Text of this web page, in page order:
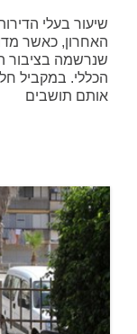
שיעור בעלי
האחרון, כאשר
שנרשמה בציבור
הכללי. במקביל
אותם תושבים